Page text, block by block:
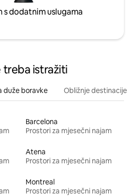
s dodatnim uslugama
treba istražiti
duže boravke Obližnje destinacije
Barcelona
Prostori za mjesečni najam
Atena
Prostori za mjesečni najam
Montreal
Prostori za mjesečni najam